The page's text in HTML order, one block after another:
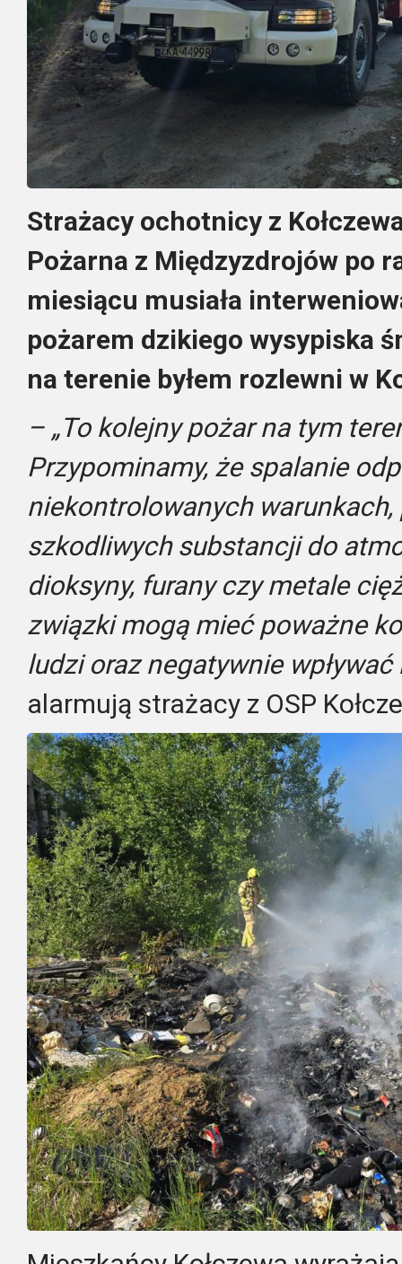
Strażacy ochotnicy z
Pożarna z Międzyzdrojów po
miesiącu musiała
pożarem dzikiego wysypiska
na terenie byłem rozlewni w
– „To kolejny pożar na tym
Przypominamy, że spalanie
niekontrolowanych
szkodliwych substancji do
dioksyny, furany czy metale
związki mogą mieć poważne
ludzi oraz negatywnie
alarmują strażacy z OSP